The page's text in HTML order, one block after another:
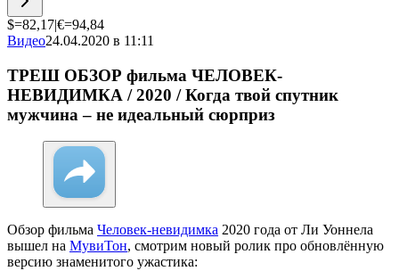
$=82,17|€=94,84
Видео24.04.2020 в 11:11
ТРЕШ ОБЗОР фильма ЧЕЛОВЕК-
НЕВИДИМКА / 2020 / Когда твой спутник
мужчина – не идеальный сюрприз
Обзор фильма Человек-невидимка 2020 года от Ли Уоннела
вышел на МувиТон, смотрим новый ролик про обновлённую
версию знаменитого ужастика: